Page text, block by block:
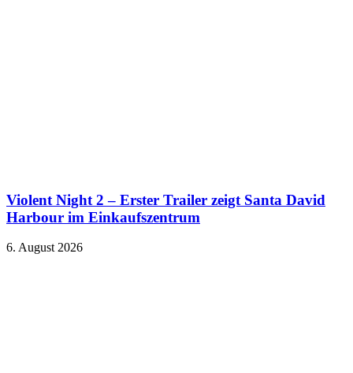
Violent Night 2 – Erster Trailer zeigt Santa David
Harbour im Einkaufszentrum
6. August 2026